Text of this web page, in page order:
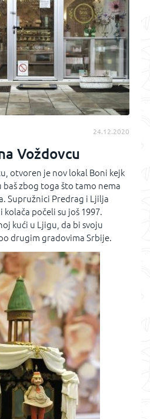
24.12.2020
Voždovcu
otvoren je nov lokal Boni kejk
baš zbog toga što tamo nema
Supružnici Predrag i Ljilja
počeli su još 1997.
kući u Ljigu, da bi svoju
drugim gradovima Srbije.